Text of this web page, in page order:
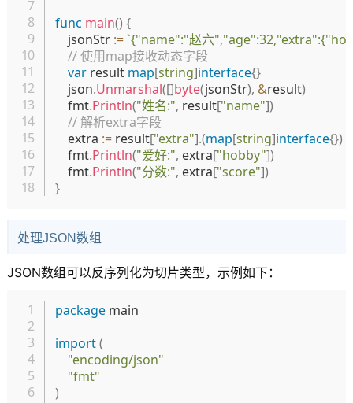
func main() {
	jsonStr
:=`{"name":"赵六
// 使用map接收动态字段
var result map[string]interface{}
	json
.Unmarshal([]byte(jsonStr), &result)
	fmt
.Println("姓名:", result["name"])
// 解析extra字段
	extra
:= result["extra"].(map[string]interface{})
	fmt
.Println("爱好:", extra["hobby"])
	fmt
.Println("分数:", extra["score"])
}
处理JSON数组
JSON数组可以反序列化为切片类型，示例如下：
package main
import(
"encoding/json"
"fmt"
)